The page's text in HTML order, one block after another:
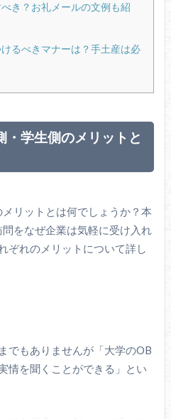
き？お礼メールの文例も紹
るべきマナーは？手土産は必
・学生側のメリットと
リットとは何でしょうか？本
をなぜ企業は気軽に受け入れ
ぞれのメリットについて詳し
でもありませんが「大学のOB
情を聞くことができる」とい